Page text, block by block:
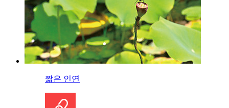
짧은 인연